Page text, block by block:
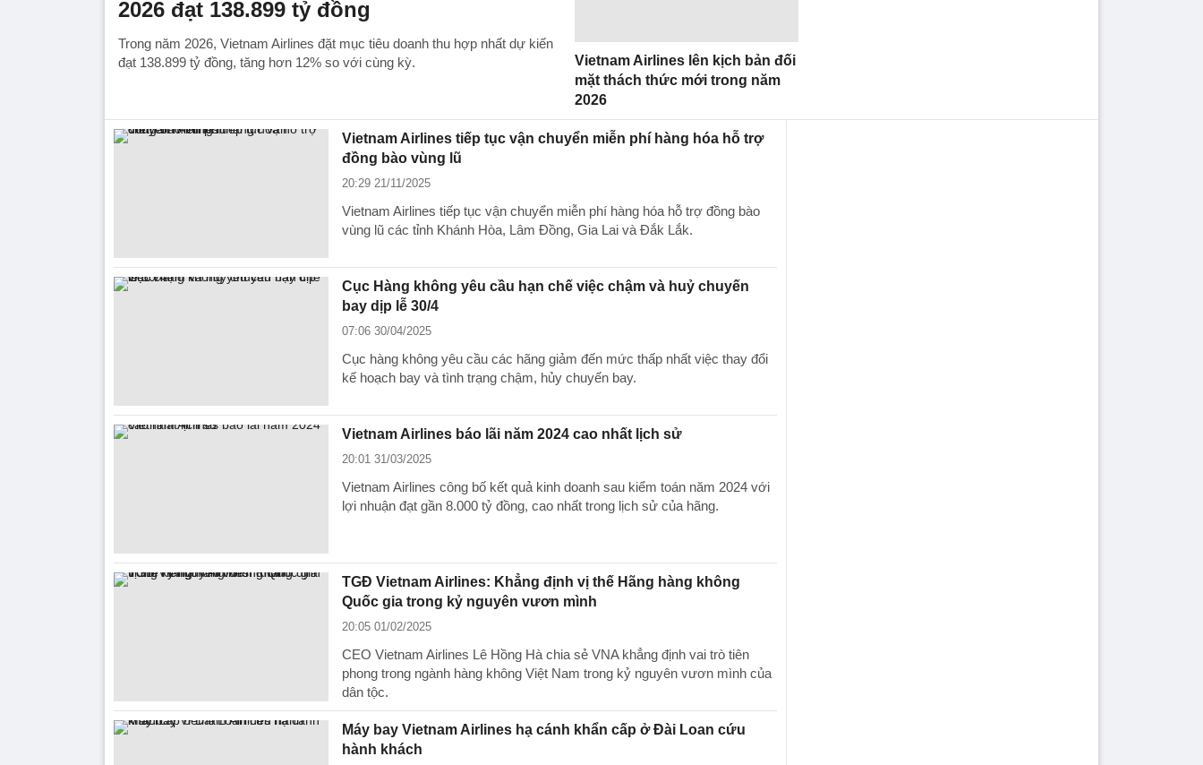
2026 đạt 138.899 tỷ đồng
Trong năm 2026, Vietnam Airlines đặt mục tiêu doanh thu hợp nhất dự kiến
đạt 138.899 tỷ đồng, tăng hơn 12% so với cùng kỳ.
Vietnam Airlines lên kịch bản đối
mặt thách thức mới trong năm
2026
Vietnam Airlines tiếp tục vận chuyển miễn phí hàng hóa hỗ trợ
đồng bào vùng lũ
20:29 21/11/2025
Vietnam Airlines tiếp tục vận chuyển miễn phí hàng hóa hỗ trợ đồng bào
vùng lũ các tỉnh Khánh Hòa, Lâm Đồng, Gia Lai và Đắk Lắk.
Cục Hàng không yêu cầu hạn chế việc chậm và huỷ chuyến
bay dịp lễ 30/4
07:06 30/04/2025
Cục hàng không yêu cầu các hãng giảm đến mức thấp nhất việc thay đổi
kế hoạch bay và tình trạng chậm, hủy chuyến bay.
Vietnam Airlines báo lãi năm 2024 cao nhất lịch sử
20:01 31/03/2025
Vietnam Airlines công bố kết quả kinh doanh sau kiểm toán năm 2024 với
lợi nhuận đạt gần 8.000 tỷ đồng, cao nhất trong lịch sử của hãng.
TGĐ Vietnam Airlines: Khẳng định vị thế Hãng hàng không
Quốc gia trong kỷ nguyên vươn mình
20:05 01/02/2025
CEO Vietnam Airlines Lê Hồng Hà chia sẻ VNA khẳng định vai trò tiên
phong trong ngành hàng không Việt Nam trong kỷ nguyên vươn mình của
dân tộc.
Máy bay Vietnam Airlines hạ cánh khẩn cấp ở Đài Loan cứu
hành khách